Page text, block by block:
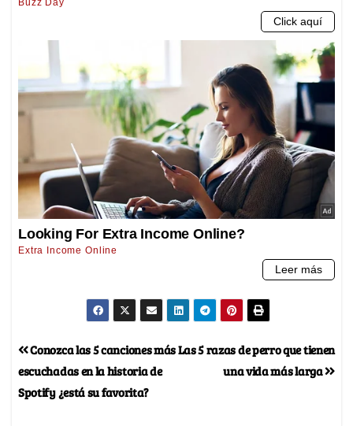
Las 5 razas de perro que tienen
una vida más larga
Conozca las 5 canciones más
escuchadas en la historia de
Spotify ¿está su favorita?